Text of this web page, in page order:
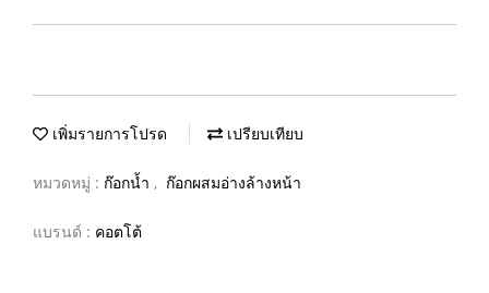
เพิ่มรายการโปรด เปรียบเทียบ
หมวดหมู่ : ก๊อกน้ำ , ก๊อกผสมอ่างล้างหน้า
แบรนด์ : คอตโต้